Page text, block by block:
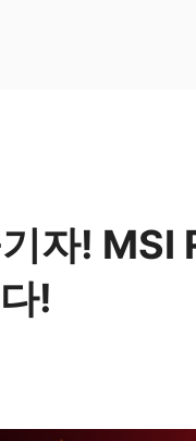
자! MSI
!